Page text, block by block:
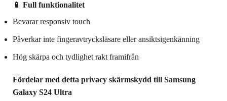
📱 Full funktionalitet
Bevarar responsiv touch
Påverkar inte fingeravtrycksläsare eller ansiktsigenkänning
Hög skärpa och tydlighet rakt framifrån
Fördelar med detta privacy skärmskydd till Samsung
Galaxy S24 Ultra